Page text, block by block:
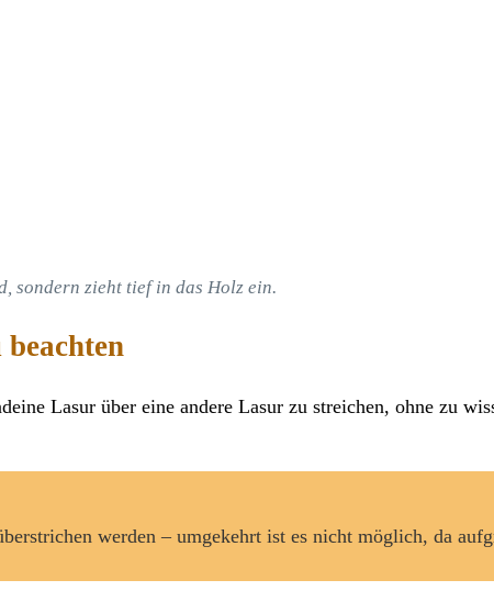
sondern zieht tief in das Holz ein.
Lasur über eine andere Lasur zu streichen, ohne zu
werden – umgekehrt ist es nicht möglich, da